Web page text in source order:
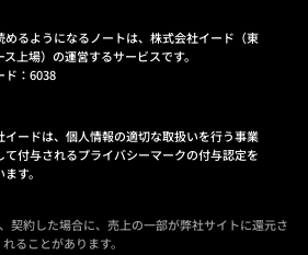
めるようになるノートは、株式会社イード（東
上場）の運営するサービスです。
ド：6038
イードは、個人情報の適切な取扱いを行う事業
て付与されるプライバシーマークの付与認定を
す。
契約した場合に、売上の一部が弊社サイトに還元さ
れることがあります。